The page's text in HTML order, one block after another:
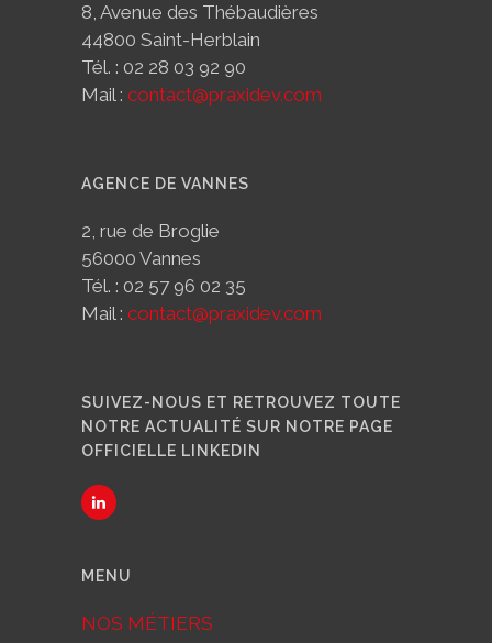
8, Avenue des Thébaudières
44800 Saint-Herblain
Tél. : 02 28 03 92 90
Mail : contact@praxidev.com
AGENCE DE VANNES
2, rue de Broglie
56000 Vannes
Tél. : 02 57 96 02 35
Mail : contact@praxidev.com
SUIVEZ-NOUS ET RETROUVEZ TOUTE
NOTRE ACTUALITÉ SUR NOTRE PAGE
OFFICIELLE LINKEDIN
MENU
NOS MÉTIERS